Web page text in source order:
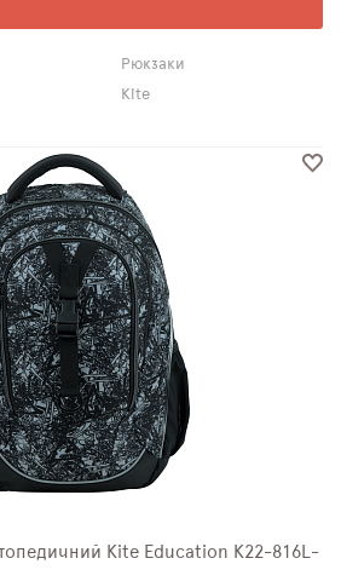
Рюкзаки
Kite
Kite Education K22-816L-